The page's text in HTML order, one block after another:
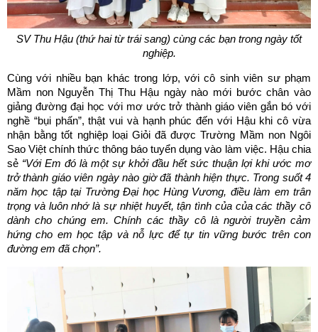
SV Thu Hậu (thứ hai từ trái sang) cùng các bạn trong ngày tốt
nghiệp.
Cùng với nhiều bạn khác trong lớp, với cô sinh viên sư phạm
Mầm non Nguyễn Thị Thu Hậu ngày nào mới bước chân vào
giảng đường đại học với mơ ước trở thành giáo viên gắn bó với
nghề “bụi phấn”, thật vui và hạnh phúc đến với Hậu khi cô vừa
nhận bằng tốt nghiệp loại Giỏi đã được Trường Mầm non Ngôi
Sao Việt chính thức thông báo tuyển dụng vào làm việc. Hậu chia
sẻ “Với Em đó là một sự khởi đầu hết sức thuận lợi khi ước mơ
trở thành giáo viên ngày nào giờ đã thành hiện thực. Trong suốt 4
năm học tập tại Trường Đại học Hùng Vương, điều làm em trân
trọng và luôn nhớ là sự nhiệt huyết, tận tình của của các thầy cô
dành cho chúng em. Chính các thầy cô là người truyền cảm
hứng cho em học tập và nỗ lực để tự tin vững bước trên con
đường em đã chọn”.